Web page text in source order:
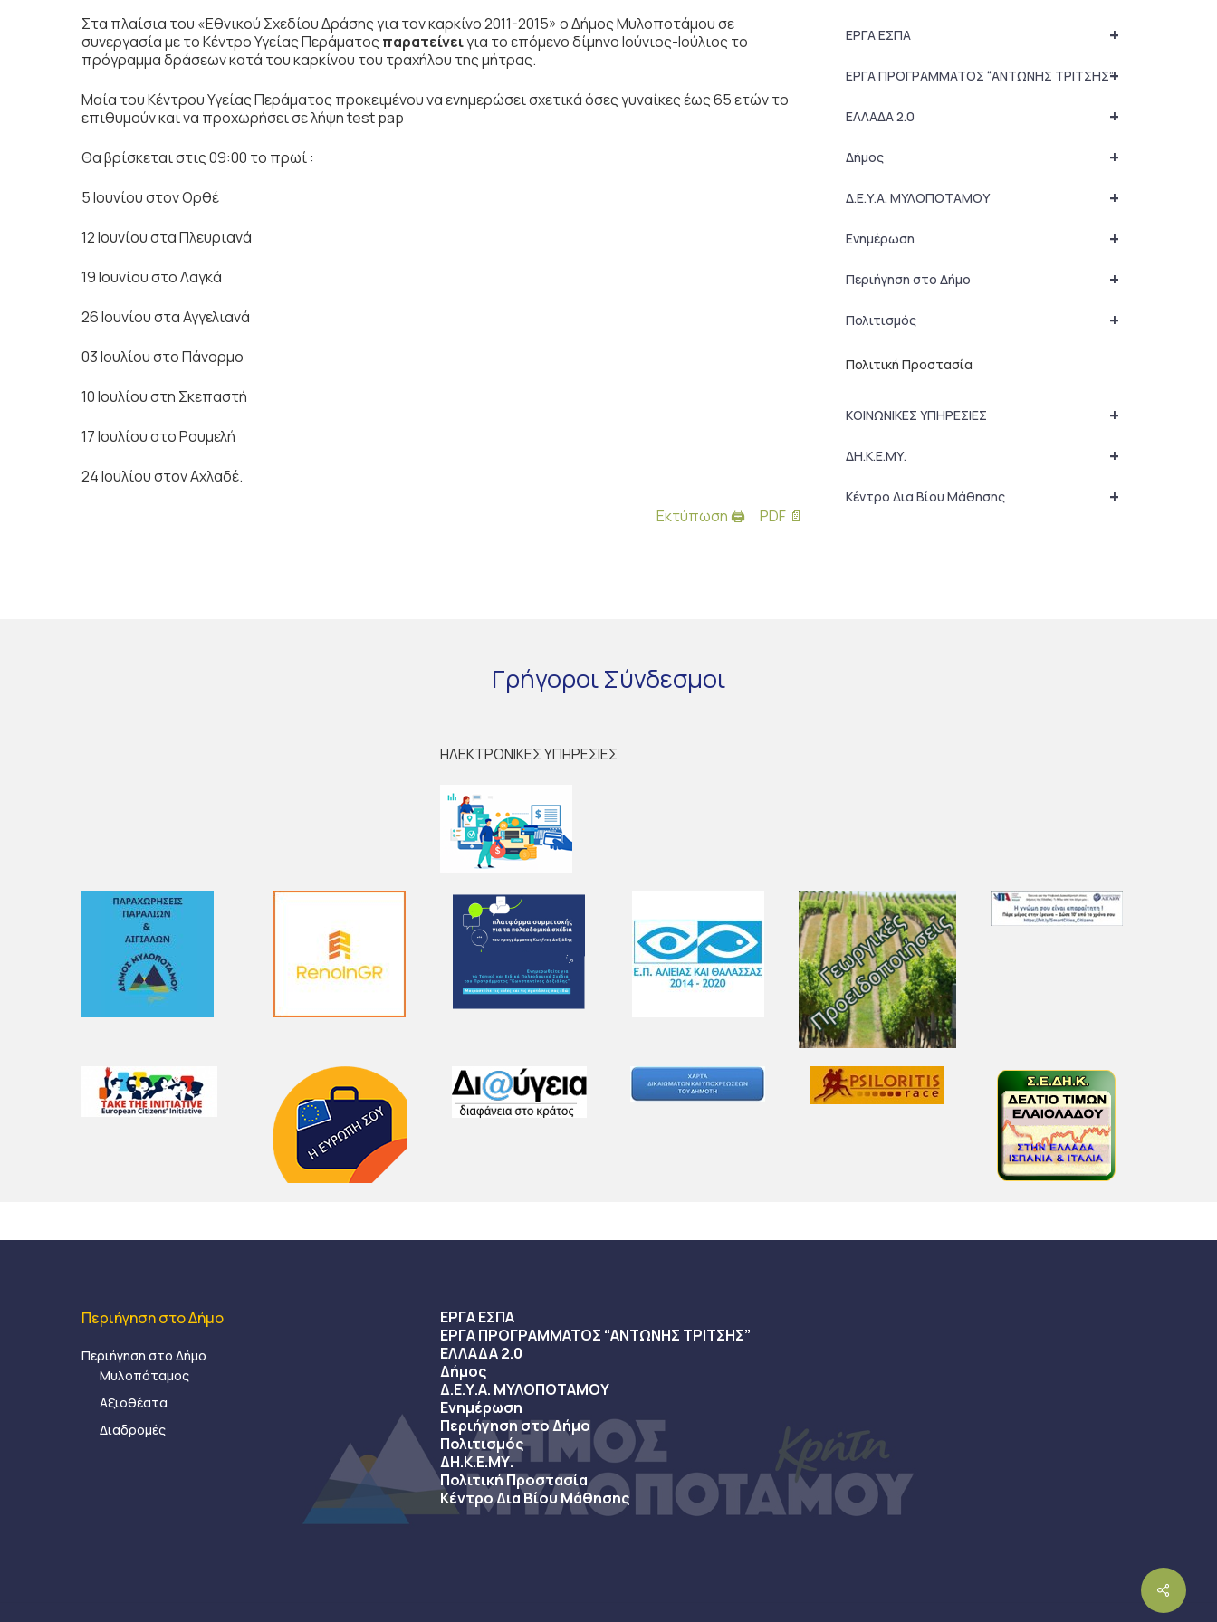
Στα πλαίσια του «Εθνικού Σχεδίου Δράσης για τον καρκίνο 2011-2015» ο Δήμος Μυλοποτάμου σε
συνεργασία με το Κέντρο Υγείας Περάματος παρατείνειγια το επόμενο δίμηνο Ιούνιος-Ιούλιος το
πρόγραμμα δράσεων κατά του καρκίνου του τραχήλου της μήτρας.
Μαία του Κέντρου Υγείας Περάματος προκειμένου να ενημερώσει σχετικά όσες γυναίκες έως 65 ετών το
επιθυμούν και να προχωρήσει σε λήψη test pap
Θα βρίσκεται στις 09:00 το πρωί :
5 Ιουνίου στον Ορθέ
12 Ιουνίου στα Πλευριανά
19 Ιουνίου στο Λαγκά
26 Ιουνίου στα Αγγελιανά
03 Ιουλίου στο Πάνορμο
10 Ιουλίου στη Σκεπαστή
17 Ιουλίου στο Ρουμελή
24 Ιουλίου στον Αχλαδέ.
Εκτύπωση 🖨
PDF 📄
+
ΕΡΓΑ ΕΣΠΑ
+
ΕΡΓΑ ΠΡΟΓΡΑΜΜΑΤΟΣ “ΑΝΤΩΝΗΣ ΤΡΙΤΣΗΣ”
+
ΕΛΛΑΔΑ 2.0
+
Δήμος
+
Δ.Ε.Υ.Α. ΜΥΛΟΠΟΤΑΜΟΥ
+
Ενημέρωση
+
Περιήγηση στο Δήμο
+
Πολιτισμός
Πολιτική Προστασία
+
ΚΟΙΝΩΝΙΚΕΣ ΥΠΗΡΕΣΙΕΣ
+
ΔΗ.Κ.Ε.ΜΥ.
+
Κέντρο Δια Βίου Μάθησης
ΓρήγοροιΣύνδεσμοι
ΗΛΕΚΤΡΟΝΙΚΕΣ ΥΠΗΡΕΣΙΕΣ
Περιήγηση στο Δήμο
Περιήγηση στο Δήμο
Μυλοπόταμος
Αξιοθέατα
Διαδρομές
ΕΡΓΑ ΕΣΠΑ
ΕΡΓΑ ΠΡΟΓΡΑΜΜΑΤΟΣ “ΑΝΤΩΝΗΣ ΤΡΙΤΣΗΣ”
ΕΛΛΑΔΑ 2.0
Δήμος
Δ.Ε.Υ.Α. ΜΥΛΟΠΟΤΑΜΟΥ
Ενημέρωση
Περιήγηση στο Δήμο
Πολιτισμός
ΔΗ.Κ.Ε.ΜΥ.
Πολιτική Προστασία
Κέντρο Δια Βίου Μάθησης